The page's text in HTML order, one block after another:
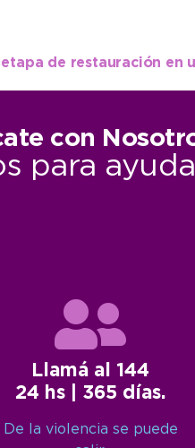
con
para
Llamá al 144
24 hs | 365 días.
De la violencia se puede